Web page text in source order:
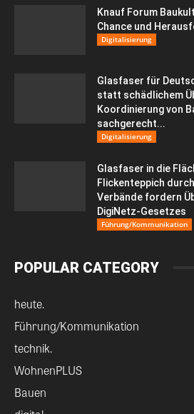
Knauf Forum
Chance und
Digitalisierung
Glasfaser für
statt schädlichem
Koordinierung von
sachgerecht...
Digitalisierung
Glasfaser in die
Flickenteppich
Verbände fordern
DigiNetz-Gesetzes
Führung/Kommunikation
POPULAR CATEGORY
heute.
Führung/Kommunikation
technik.
WohnenPLUS
Bauen